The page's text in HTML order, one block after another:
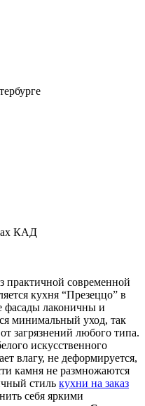
КАД
практичной современной
кухня “Презеццо” в
фасады лаконичны и
минимальный уход, так
загрязнений любого типа.
искусственного
влагу, не деформируется,
камня не размножаются
стиль кухни на заказ
себя яркими